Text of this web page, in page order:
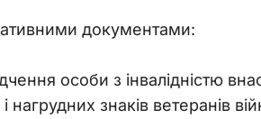
документами:
особи з інвалідністю
знаків ветеранів